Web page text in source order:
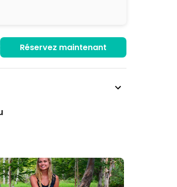
Réservez maintenant